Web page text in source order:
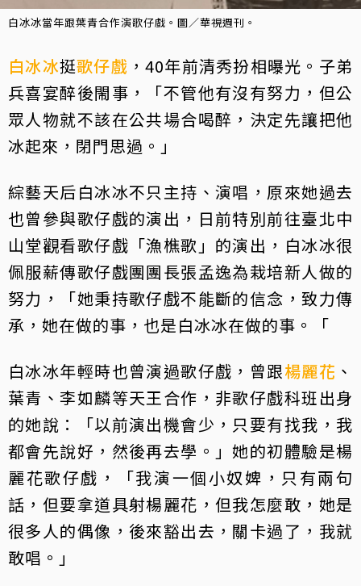
白冰冰當年跟葉青合作演歌仔戲。圖／華視週刊。
白冰冰挺歌仔戲 ，40年前清秀扮相曝光。子弟
兵喜宴醉後閙事，「不管他有沒有努力，但公
眾人物就不該在公共場合喝醉，決定先讓把他
冰起來，閉門思過。」
綜藝天后白冰冰不只主持、演唱，原來她過去
也曾參與歌仔戲的演出，日前特別前往臺北中
山堂觀看歌仔戲「漁樵歌」的演出，白冰冰很
佩服薪傳歌仔戲團團長張孟逸為栽培新人做的
努力，「她秉持歌仔戲不能斷的信念，致力傳
承，她在做的事，也是白冰冰在做的事。「
白冰冰年輕時也曾演過歌仔戲，曾跟楊麗花 、
葉青、李如麟等天王合作，非歌仔戲科班出身
的她說：「以前演出機會少，只要有找我，我
都會先說好，然後再去學。」她的初體驗是楊
麗花歌仔戲，「我演一個小奴婢，只有兩句
話，但要拿道具射楊麗花，但我怎麼敢，她是
很多人的偶像，後來豁出去，關卡過了，我就
敢唱。」